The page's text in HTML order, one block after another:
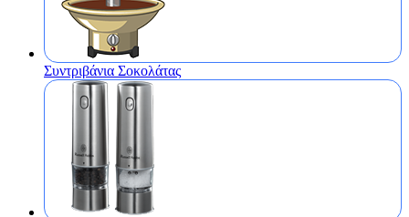
Συντριβάνια Σοκολάτας